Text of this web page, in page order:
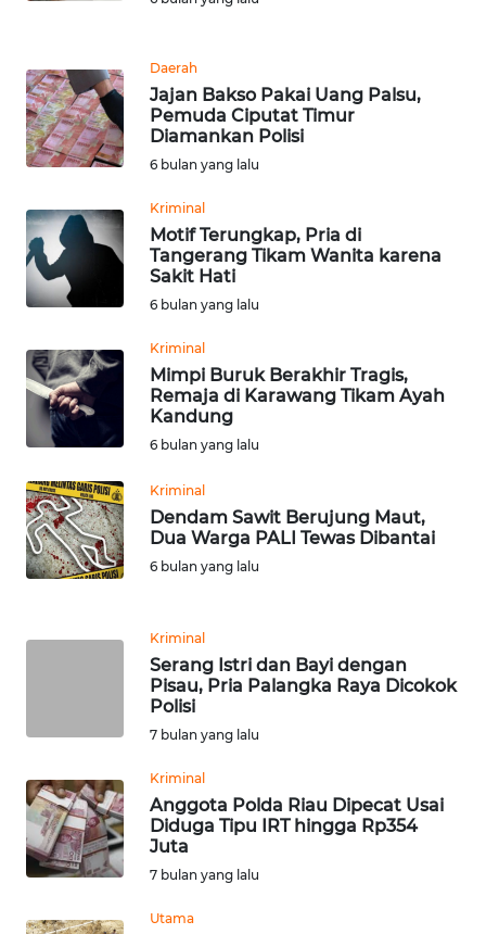
Daerah
Jajan Bakso Pakai Uang Palsu,
Pemuda Ciputat Timur
Diamankan Polisi
6 bulan yang lalu
Kriminal
Motif Terungkap, Pria di
Tangerang Tikam Wanita karena
Sakit Hati
6 bulan yang lalu
Kriminal
Mimpi Buruk Berakhir Tragis,
Remaja di Karawang Tikam Ayah
Kandung
6 bulan yang lalu
Kriminal
Dendam Sawit Berujung Maut,
Dua Warga PALI Tewas Dibantai
6 bulan yang lalu
Kriminal
Serang Istri dan Bayi dengan
Pisau, Pria Palangka Raya Dicokok
Polisi
7 bulan yang lalu
Kriminal
Anggota Polda Riau Dipecat Usai
Diduga Tipu IRT hingga Rp354
Juta
7 bulan yang lalu
Utama
WN
TAPANULI
SELATAN
WN
TANJUNG
LESUNG
WN
WN
SIMALUNGUN
LABUHANBATU
WN
TAPANULI
WN
TINGGI
WN
PAKPAK
WN